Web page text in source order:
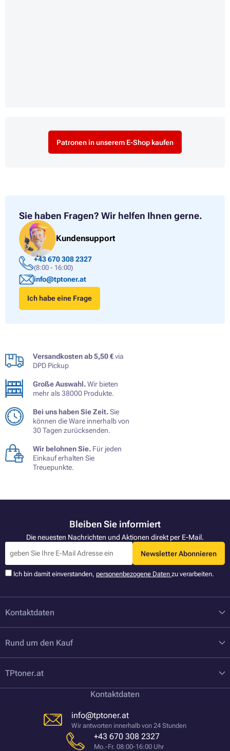
Patronen in unserem E-Shop kaufen
Sie haben Fragen? Wir helfen Ihnen gerne.
Kundensupport
+43 670 308 2327
(8:00 - 16:00)
info@tptoner.at
Ich habe eine Frage
Versandkosten ab 5,50 €via
DPD Pickup
Große Auswahl.Wir bieten
mehr als 38000 Produkte.
Bei uns haben Sie Zeit.Sie
können die Ware innerhalb von
30 Tagen zurücksenden.
Wir belohnen Sie. Für jeden
Einkauf erhalten Sie
Treuepunkte.
Bleiben Sie informiert
Die neuesten Nachrichten und Aktionen direkt per E-Mail.
Newsletter Abonnieren
Ich bin damit einverstanden, personenbezogene Daten zu verarbeiten.
Kontaktdaten
Rund um den Kauf
TPtoner.at
Kontaktdaten
info@tptoner.at
Wir antworten innerhalb von 24 Stunden
+43 670 308 2327
Mo.-Fr. 08:00-16:00 Uhr